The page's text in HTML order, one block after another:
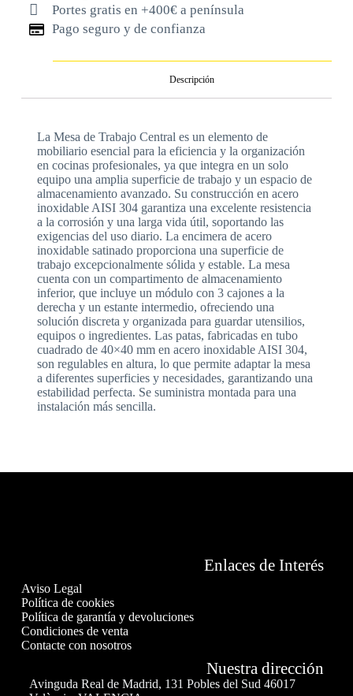
Portes gratis en +400€ a península
Pago seguro y de confianza
Descripción
La Mesa de Trabajo Central es un elemento de
mobiliario esencial para la eficiencia y la organización
en cocinas profesionales, ya que integra en un solo
equipo una amplia superficie de trabajo y un espacio de
almacenamiento avanzado. Su construcción en acero
inoxidable AISI 304 garantiza una excelente resistencia
a la corrosión y una larga vida útil, soportando las
exigencias del uso diario. La encimera de acero
inoxidable satinado proporciona una superficie de
trabajo excepcionalmente sólida y estable. La mesa
cuenta con un compartimento de almacenamiento
inferior, que incluye un módulo con 3 cajones a la
derecha y un estante intermedio, ofreciendo una
solución discreta y organizada para guardar utensilios,
equipos o ingredientes. Las patas, fabricadas en tubo
cuadrado de 40×40 mm en acero inoxidable AISI 304,
son regulables en altura, lo que permite adaptar la mesa
a diferentes superficies y necesidades, garantizando una
estabilidad perfecta. Se suministra montada para una
instalación más sencilla.
Enlaces de Interés
Aviso Legal
Política de cookies
Política de garantía y devoluciones
Condiciones de venta
Contacte con nosotros
Nuestra dirección
Avinguda Real de Madrid, 131 Pobles del Sud 46017